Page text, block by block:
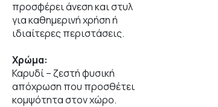
προσφέρει άνεση και στυλ
για καθημερινή χρήση ή
ιδιαίτερες περιστάσεις.
Χρώμα:
Καρυδί – ζεστή φυσική
απόχρωση που προσθέτει
κομψότητα στον χώρο.